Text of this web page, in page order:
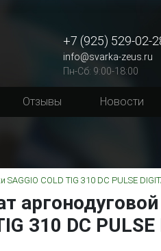
+7 (925) 529-02-
info@svarka-zeus.ru
Пн-Сб: 9:00-18:00
Отзывы Новости
COLD TIG 310 DC PULSE
310 DC